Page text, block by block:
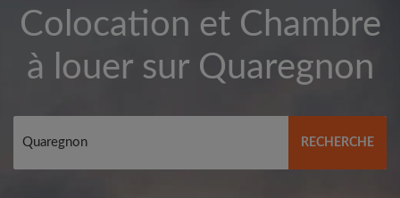
Colocation et Chambre
à louer sur Quaregnon
RECHERCHE